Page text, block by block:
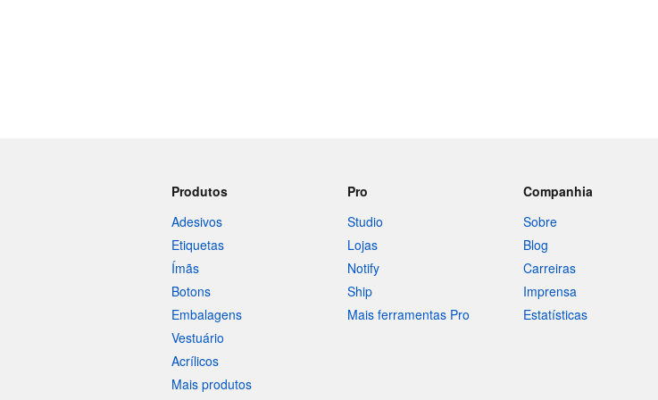
Produtos
Adesivos
Etiquetas
Ímãs
Botons
Embalagens
Vestuário
Acrílicos
Mais produtos
Pro
Studio
Lojas
Notify
Ship
Mais ferramentas Pro
Companhia
Sobre
Blog
Carreiras
Imprensa
Estatísticas